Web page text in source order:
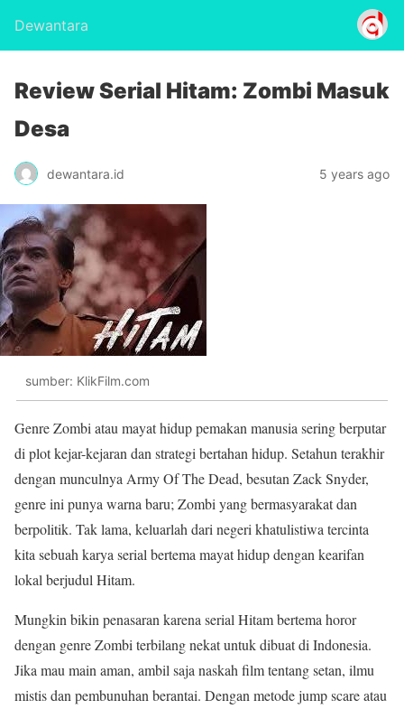
Dewantara
Review Serial Hitam: Zombi Masuk
Desa
dewantara.id 5 years ago
sumber: KlikFilm.com
Genre Zombi atau mayat hidup pemakan manusia sering berputar
di plot kejar-kejaran dan strategi bertahan hidup. Setahun terakhir
dengan munculnya Army Of The Dead, besutan Zack Snyder,
genre ini punya warna baru; Zombi yang bermasyarakat dan
berpolitik. Tak lama, keluarlah dari negeri khatulistiwa tercinta
kita sebuah karya serial bertema mayat hidup dengan kearifan
lokal berjudul Hitam.
Mungkin bikin penasaran karena serial Hitam bertema horor
dengan genre Zombi terbilang nekat untuk dibuat di Indonesia.
Jika mau main aman, ambil saja naskah film tentang setan, ilmu
mistis dan pembunuhan berantai. Dengan metode jump scare atau